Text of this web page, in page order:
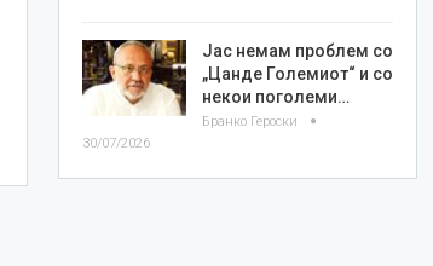
Јас немам проблем со
„Цанде Големиот“ и со
некои поголеми…
Бранко Героски
30/07/2026